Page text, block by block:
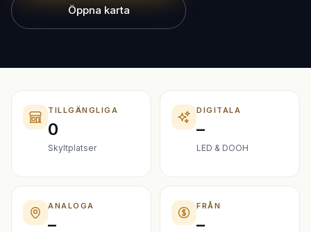
Öppna karta
TILLGÄNGLIGA
0
Skyltplatser
DIGITALA
–
LED & DOOH
ANALOGA
–
FRÅN
–